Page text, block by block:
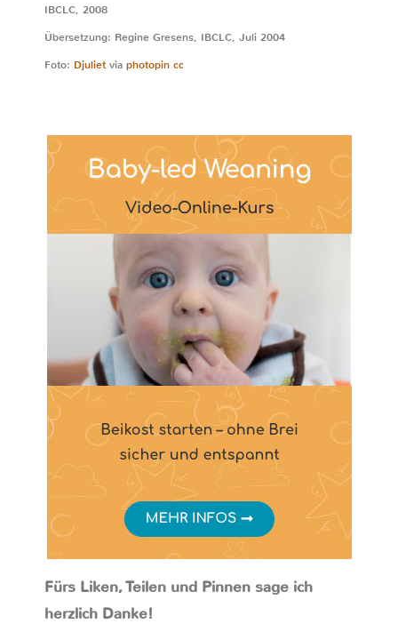
IBCLC, 2008
Übersetzung: Regine Gresens, IBCLC, Juli 2004
Foto: Djulietvia photopin cc
Fürs Liken, Teilen und Pinnen sage ich
herzlich Danke!